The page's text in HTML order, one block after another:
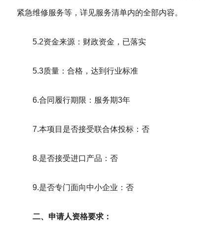
紧急维修服务等，详见服务清单内的全部内容。
5.2资金来源：财政资金，已落实
5.3质量：合格，达到行业标准
6.合同履行期限：服务期3年
7.本项目是否接受联合体投标： 否
8.是否接受进口产品：否
9.是否专门面向中小企业： 否
二、 申请人资格要求：